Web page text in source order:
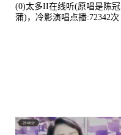
(0)太多II在线听(原唱是陈冠
蒲)，冷影演唱点播:72342次